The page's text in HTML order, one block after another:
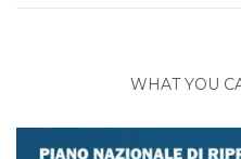
WHAT YOU